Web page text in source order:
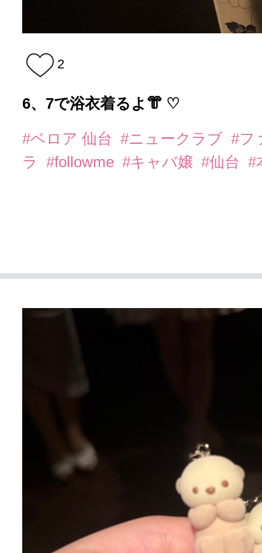
2
6、7で浴衣着るよ👘 ♡
#ベロア 仙台 #ニュークラブ #フ
ラ
#followme #キャバ嬢 #仙台 #